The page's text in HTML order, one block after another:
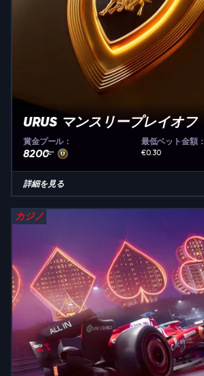
URUS マンスリープレイオフ
賞金プール：
8200
最低ベット金額：
€0.30
詳細を見る
カジノ